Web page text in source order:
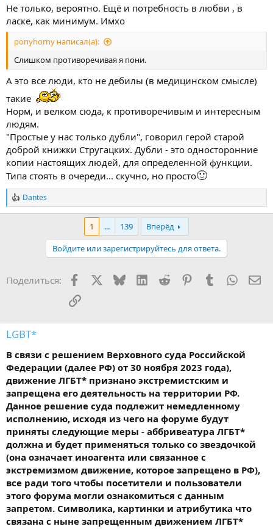
Не только, вероятно. Ещё и потребность в любви , в
ласке, как минимум. Имхо
ponyhorny написал(а):
Слишком противоречивая я пони.
А это все люди, кто не дебилы (в медицинском смысле)
такие
Норм, и велком сюда, к противоречивым и интересным
людям.
"Простые у нас только дубли", говорил герой старой
доброй книжки Стругацких. Дубли - это односторонние
копии настоящих людей, для определенной функции.
Типа стоять в очереди... скучно, но просто🙂
Р
е
Dantes
1 ... 139
Вперёд
Войдите или зарегистрируйтесь для ответа.
Поделиться: Facebook BlueskyLinkedIn
Reddit PinterestTumblr
Ссылка
LGBT*
В связи с решением Верховного суда Российской
Федерации (далее РФ) от 30 ноября 2023 года),
движение ЛГБТ* признано экстремистским и
запрещена его деятельность на территории РФ.
Данное решение суда подлежит немедленному
исполнению, исходя из чего на форуме будут
приняты следующие меры - аббривеатура ЛГБТ*
должна и будет применяться только со звездочкой
(она означает иноагента или связанное с
экстремизмом движение, которое запрещено в РФ),
все ради того чтобы посетители и пользователи
этого форума могли ознакомиться с данным
запретом. Символика, картинки и атрибутика что
связана с ныне запрещенным движением ЛГБТ*